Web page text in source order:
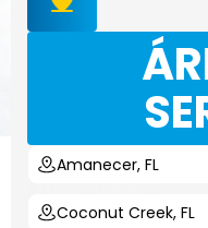
Amanecer, FL
Coconut Creek, FL